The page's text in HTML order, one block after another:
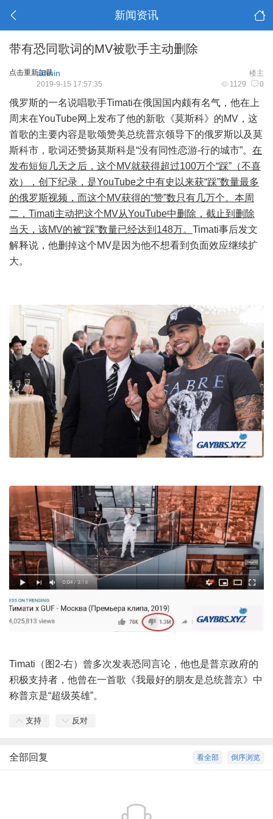
新闻资讯
带有恐同歌词的MV被歌手主动删除
点击重新加载 楼主
admin
1129 0
2019-9-15 17:57:35
俄罗斯的一名说唱歌手Timati在俄国国内颇有名气，他在上
周末在YouTube网上发布了他的新歌《莫斯科》的MV，这
首歌的主要内容是歌颂赞美总统普京领导下的俄罗斯以及莫
斯科市，歌词还赞扬莫斯科是“没有同性恋游-行的城市”。 在
发布短短几天之后，这个MV就获得超过100万个“踩”（不喜
欢），创下纪录，是YouTube之中有史以来获“踩”数量最多
的俄罗斯视频，而这个MV获得的“赞”数只有几万个。本周
二，Timati主动把这个MV从YouTube中删除，截止到删除
当天，该MV的被“踩”数量已经达到148万。 Timati事后发文
解释说，他删掉这个MV是因为他不想看到负面效应继续扩
大。
Timati（图2-右）曾多次发表恐同言论，他也是普京政府的
积极支持者，他曾在一首歌《我最好的朋友是总统普京》中
称普京是“超级英雄”。
支持 反对
倒序浏览
看全部
全部回复